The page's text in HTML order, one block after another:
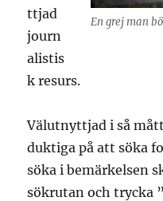
En grej man
ttjad
journ
alistis
k resurs.
Välutnyttjad i så
duktiga på att söka
söka i bemärkelsen
sökrutan och trycka